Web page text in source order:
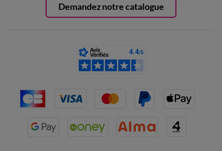
Demandez notre catalogue